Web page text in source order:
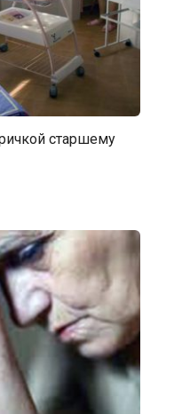
старшему